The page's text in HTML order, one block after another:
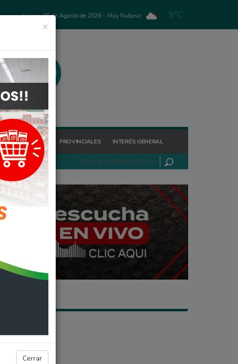
Jueves, 06 de Agosto de 2026 - Muy Nuboso 9°C
REGIONALES PROVINCIALES INTERÉS GENERAL
×
Cerrar